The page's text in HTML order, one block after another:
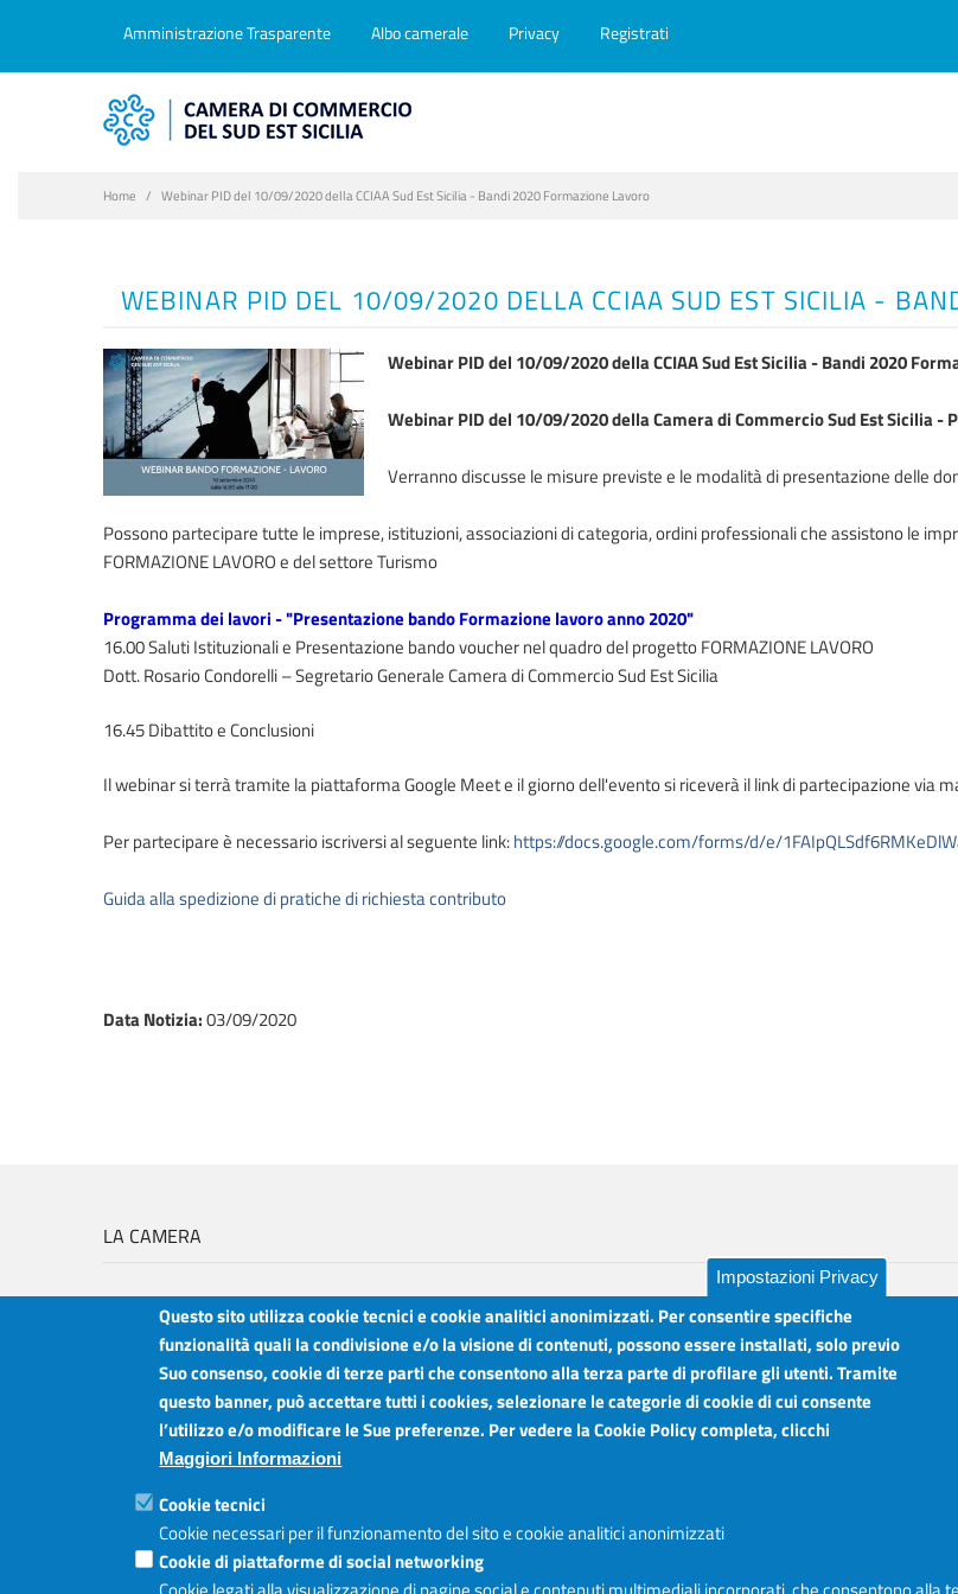
Amministrazione Trasparente Albo camerale Privacy Registrati
Home Webinar PID del 10/09/2020 della CCIAA Sud Est Sicilia - Bandi 2020 Formazione Lavoro
WEBINAR PID DEL 10/09/2020 DELLA CCIAA SUD EST SICILIA -
Webinar PID del 10/09/2020 della CCIAA Sud Est Sicilia - Bandi 2020
Webinar PID del 10/09/2020 della Camera di Commercio Sud Est Sicilia
Verranno discusse le misure previste e le modalità di presentazione delle
Possono partecipare tutte le imprese, istituzioni, associazioni di categoria, ordini professionali che assistono le
FORMAZIONE LAVORO e del settore Turismo
Programma dei lavori - "Presentazione bando Formazione lavoro anno 2020"
16.00 Saluti Istituzionali e Presentazione bando voucher nel quadro del progetto FORMAZIONE LAVORO
Dott. Rosario Condorelli – Segretario Generale Camera di Commercio Sud Est Sicilia
16.45 Dibattito e Conclusioni
Il webinar si terrà tramite la piattaforma Google Meet e il giorno dell'evento si riceverà il link di partecipazione via
Per partecipare è necessario iscriversi al seguente link:https://docs.google.com/forms/d/e/
Guida alla spedizione di pratiche di richiesta contributo
Data Notizia:03/09/2020
LA CAMERA
Camera di Commercio Industria Artigianato e Agricoltura del Sud Est Sicilia
Sede legale: Via Cappuccini, 2 - Catania
Sede territoriale: Piazza della Libertà - Ragusa
Sede territoriale: Via Duca degli Abruzzi, 4 - Siracusa
www.ctrgsr.camcom.gov.it
Codice fiscale e partita IVA:05379380875
Codice di fatturazione elettronica:ZBSD2P
Orari sportelli:
Dal Lunedì al Venerdì ore 8.30 - 12.00
Martedì anche 15.45 - 17.45
Accessibilità
Impostazioni Privacy
Questo sito utilizza cookie tecnici e cookie analitici anonimizzati. Per consentire specifiche
funzionalità quali la condivisione e/o la visione di contenuti, possono essere installati, solo previo
Suo consenso, cookie di terze parti che consentono alla terza parte di profilare gli utenti. Tramite
questo banner, può accettare tutti i cookies, selezionare le categorie di cookie di cui consente
l’utilizzo e/o modificare le Sue preferenze. Per vedere la Cookie Policy completa, clicchi
Maggiori Informazioni
Cookie tecnici
Cookie necessari per il funzionamento del sito e cookie analitici anonimizzati
Cookie di piattaforme di social networking